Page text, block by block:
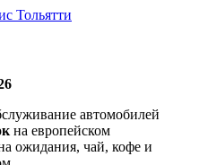
Тольятти
автомобилей
на европейском
ожидания, чай, кофе и